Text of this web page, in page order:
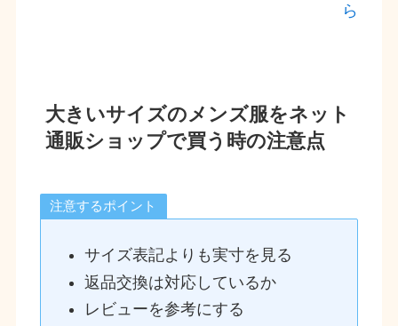
ら
大きいサイズのメンズ服をネット
通販ショップで買う時の注意点
注意するポイント
サイズ表記よりも実寸を見る
返品交換は対応しているか
レビューを参考にする